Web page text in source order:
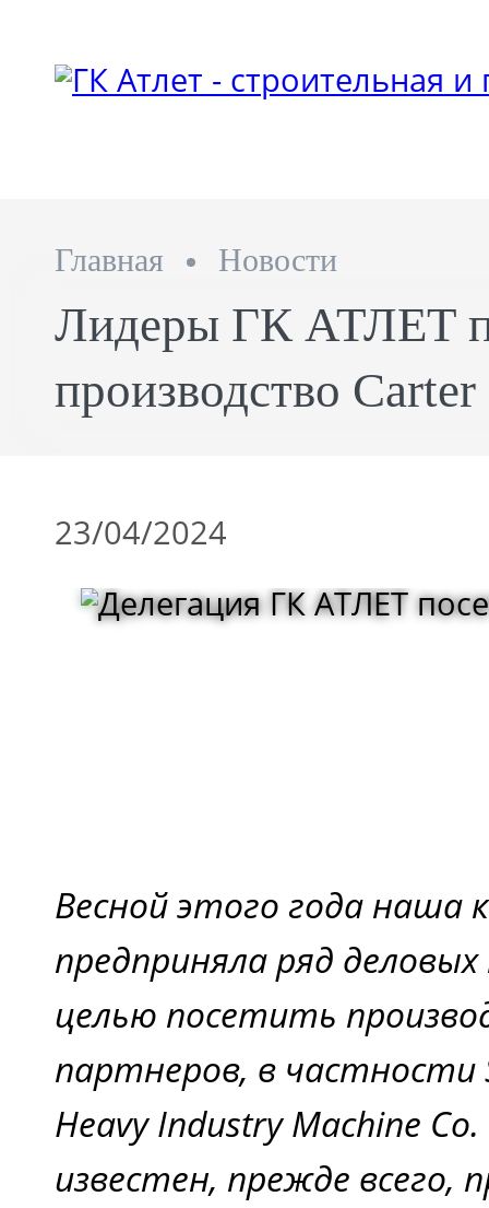
Главная Новости
Лидеры ГК АТЛЕТ
производство Carter
23/04/2024
Весной этого года наша
предприняла ряд
целью посетить
партнеров, в частности
Heavy Industry Machine
известен, прежде всего,